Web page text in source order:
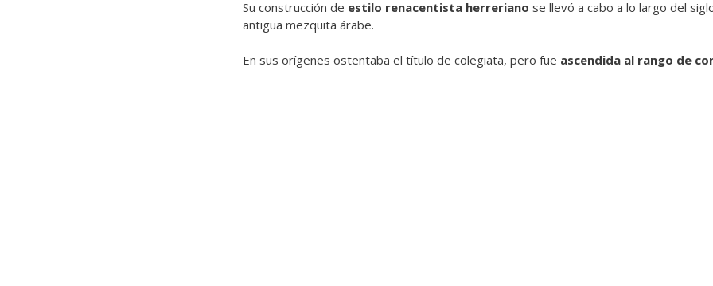
Su construcción de estilo renacentista herreriano se llevó a cabo a lo largo del
antigua mezquita árabe.
En sus orígenes ostentaba el título de colegiata, pero fue ascendida al rango de